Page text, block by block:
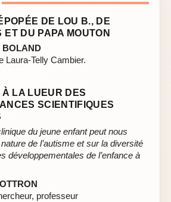
DE LOU B., DE
ET DU PAPA MOUTON
BOLAND
Laura-Telly Cambier.
À LA LUEUR DES
SCIENTIFIQUES
du jeune enfant peut nous
de l’autisme et sur la diversité
développementales de l’enfance à
professeur